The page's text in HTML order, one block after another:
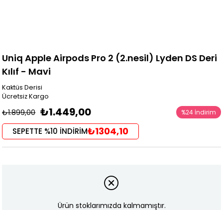
Uniq Apple Airpods Pro 2 (2.nesil) Lyden DS Deri
Kılıf - Mavi
Kaktüs Derisi
Ücretsiz Kargo
₺1.899,00 ₺1.449,00 %24İndirim
SEPETTE %10 İNDİRİM₺1304,10
Ürün stoklarımızda kalmamıştır.